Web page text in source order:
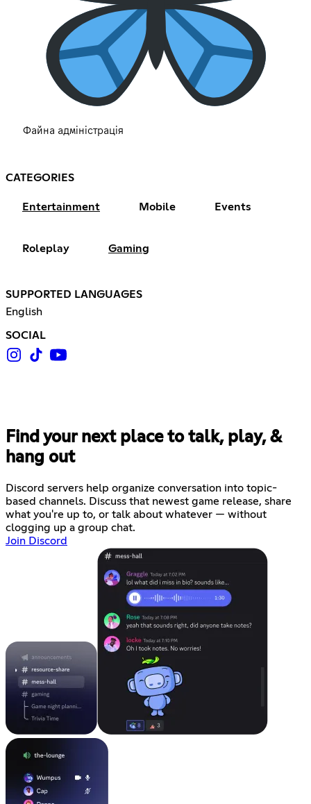
Файна адміністрація
CATEGORIES
Entertainment Mobile Events
Roleplay Gaming
SUPPORTED LANGUAGES
English
SOCIAL
Find your next place to talk, play, &
hang out
Discord servers help organize conversation into topic-
based channels. Discuss that newest game release, share
what you're up to, or talk about whatever — without
clogging up a group chat.
Join Discord